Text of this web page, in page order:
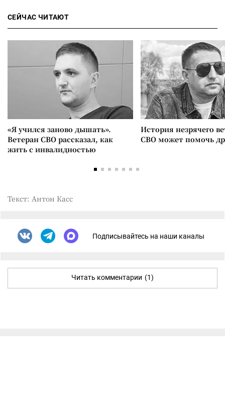
СЕЙЧАС ЧИТАЮТ
«Я учился заново дышать».
Ветеран СВО рассказал, как
жить с инвалидностью
История незрячего
СВО может помочь
Текст: Антон Касс
Подписывайтесь на наши каналы
Читать комментарии (1)